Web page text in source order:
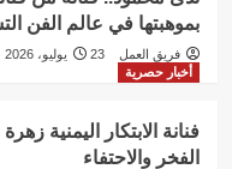
بموهبتها في عالم الفن
فريق العمل
23 يوليو، 2026
أخبار حصرية
فنانة الابتكار اليمنية
الفخر والاحتفاء